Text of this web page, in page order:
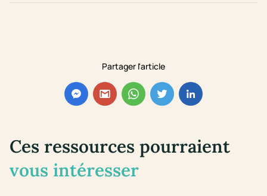
Partager l'article
Ces ressources pourraient
vous intéresser